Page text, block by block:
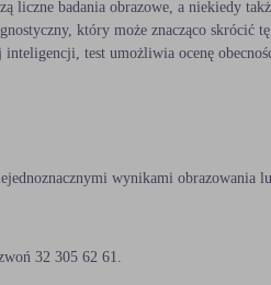
liczne badania obrazowe, a niekiedy
który może znacząco skrócić
test umożliwia ocenę
wynikami obrazowania
32 305 62 61.